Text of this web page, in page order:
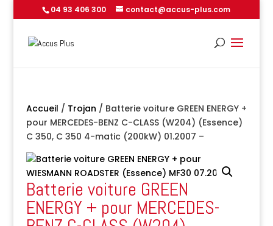
04 93 406 300 contact@accus-plus.com
Accueil / Trojan / Batterie voiture GREEN ENERGY +
pour MERCEDES-BENZ C-CLASS (W204) (Essence)
C 350, C 350 4-matic (200kW) 01.2007 –
Batterie voiture GREEN
ENERGY + pour MERCEDES-